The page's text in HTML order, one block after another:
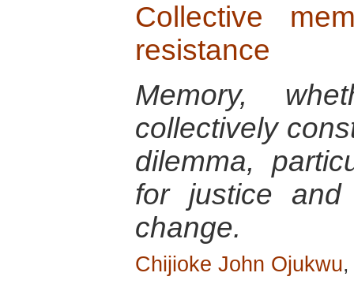
Collective
resistance
Memory,
collectively
dilemma,
for justice
change.
Chijioke John Ojukwu